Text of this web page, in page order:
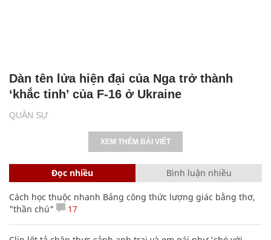
QUÂN SỰ
Dàn tên lửa hiện đại của Nga trở thành
‘khắc tinh’ của F-16 ở Ukraine
XEM THÊM BÀI VIẾT
Đọc nhiều Bình luận nhiều
Cách học thuộc nhanh Bảng công thức lượng giác bằng thơ,
"thần chú"
17